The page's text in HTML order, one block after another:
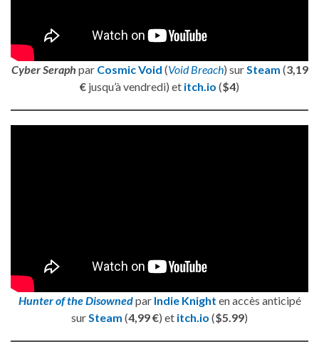
Cyber Seraph par Cosmic Void (Void Breach) surSteam (3,19
€ jusqu’à vendredi) et itch.io ($4)
Hunter of the Disownedpar Indie Knight en accès anticipé
surSteam (4,99 €) et itch.io ($5.99)